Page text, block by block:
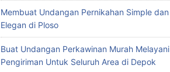
Membuat Undangan Pernikahan Simple dan
Elegan di Ploso
Buat Undangan Perkawinan Murah Melayani
Pengiriman Untuk Seluruh Area di Depok